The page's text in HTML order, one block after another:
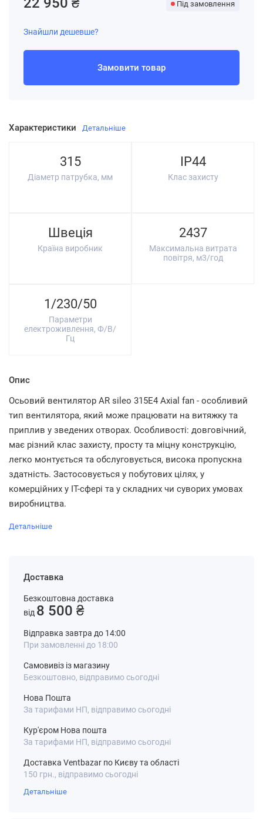
Характеристики Детальніше
315
Діаметр патрубка, мм
IP44
Клас захисту
Швеція
Країна виробник
2437
Максимальна витрата
повітря, м3/год
1/230/50
Параметри
електроживлення, Ф/В/
Гц
Опис
Осьовий вентилятор AR sileo 315E4 Axial fan - особливий
тип вентилятора, який може працювати на витяжку та
приплив у зведених отворах. Особливості: довговічний,
має різний клас захисту, просту та міцну конструкцію,
легко монтується та обслуговується, висока пропускна
здатність. Застосовується у побутових цілях, у
комерційних у IT-сфері та у складних чи суворих умовах
виробництва.
Детальніше
Доставка
Безкоштовна доставка
від 8 500 ₴
Відправка завтра до 14:00
При замовленні до 18:00
Самовивіз із магазину
Безкоштовно, відправимо сьогодні
Нова Пошта
За тарифами НП, відправимо сьогодні
Кур'єром Нова пошта
За тарифами НП, відправимо сьогодні
Доставка Ventbazar по Києву та області
150 грн., відправимо сьогодні
Детальніше
Під замовлення
Знайшли дешевше?
Замовити товар